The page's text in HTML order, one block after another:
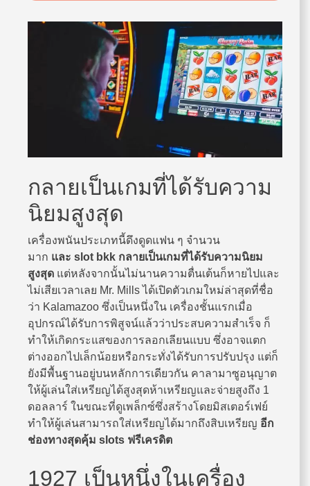
กลายเป็นเกมที่ได้รับความ
นิยมสูงสุด
เครื่องพนันประเภทนี้ดึงดูดแฟน ๆ จำนวน
มาก และ slot bkk กลายเป็นเกมที่ได้รับความนิยม
สูงสุด แต่หลังจากนั้นไม่นานความตื่นเต้นก็หายไปและ
ไม่เสียเวลาเลย Mr. Mills ได้เปิดตัวเกมใหม่ล่าสุดที่ชื่อ
ว่า Kalamazoo ซึ่งเป็นหนึ่งใน เครื่องชั้นแรกเมื่อ
อุปกรณ์ได้รับการพิสูจน์แล้วว่าประสบความสำเร็จ ก็
ทำให้เกิดกระแสของการลอกเลียนแบบ ซึ่งอาจแตก
ต่างออกไปเล็กน้อยหรือกระทั่งได้รับการปรับปรุง แต่ก็
ยังมีพื้นฐานอยู่บนหลักการเดียวกัน คาลามาซูอนุญาต
ให้ผู้เล่นใส่เหรียญได้สูงสุดห้าเหรียญและจ่ายสูงถึง 1
ดอลลาร์ ในขณะที่ดูเพล็กซ์ซึ่งสร้างโดยมิสเตอร์เฟย์
ทำให้ผู้เล่นสามารถใส่เหรียญได้มากถึงสิบเหรียญ อีก
ช่องทางสุดคุ้ม slots ฟรีเครดิต
1927 เป็นหนึ่งในเครื่อง